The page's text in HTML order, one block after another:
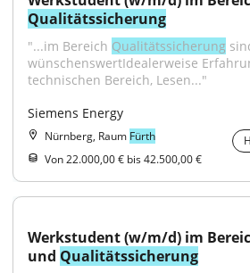
Qualitätssicherung
"...im Bereich Qualitätssicherung
wünschenswertIdealerweise
technischen Bereich, Lesen..."
Siemens Energy
Nürnberg, Raum Fürth
Von 22.000,00 € bis 42.500,00 €
Werkstudent (w/m/d) im
und Qualitätssicherung